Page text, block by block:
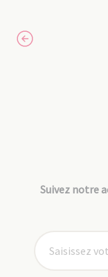
Suivez notre